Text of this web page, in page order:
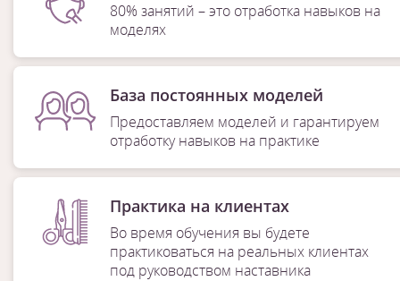
80% занятий – это отработка навыков на
моделях
База постоянных моделей
Предоставляем моделей и гарантируем
отработку навыков на практике
Практика на клиентах
Во время обучения вы будете
практиковаться на реальных клиентах
под руководством наставника